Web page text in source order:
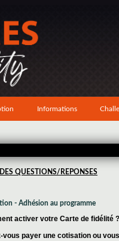
Informations
QUESTIONS/REPONSES
- Adhésion au programme
activer votre Carte de fidélité ?
vous payer une cotisation ou